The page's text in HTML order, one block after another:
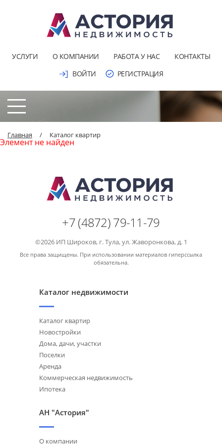
УСЛУГИ О КОМПАНИИ РАБОТА У НАС
КОНТАКТЫ
ВОЙТИ
РЕГИСТРАЦИЯ
Главная / Каталог квартир
Элемент не найден
+7 (4872) 79-11-79
©2026 ИП Широков, г. Тула, ул. Жаворонкова, д. 1
Все права защищены. При использовании материалов гиперссылка
обязательна.
Каталог недвижимости
Каталог квартир
Новостройки
Дома, дачи, участки
Поселки
Аренда
Коммерческая недвижимость
Ипотека
АН "Астория"
О компании